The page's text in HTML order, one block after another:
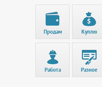
Продам Куплю
Работа Разное